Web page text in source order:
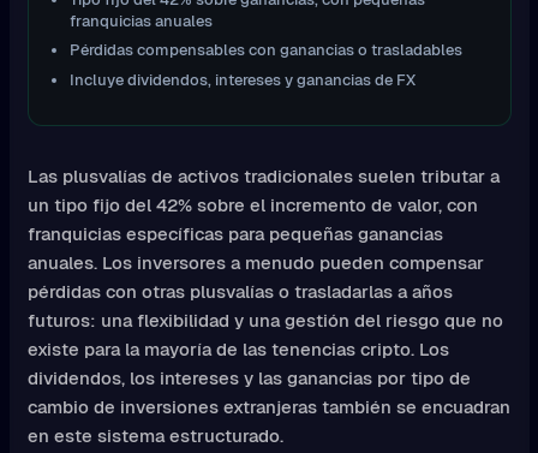
franquicias anuales
Pérdidas compensables con ganancias o trasladables
Incluye dividendos, intereses y ganancias de FX
Las plusvalías de activos tradicionales suelen tributar a
un tipo fijo del 42% sobre el incremento de valor, con
franquicias específicas para pequeñas ganancias
anuales. Los inversores a menudo pueden compensar
pérdidas con otras plusvalías o trasladarlas a años
futuros: una flexibilidad y una gestión del riesgo que no
existe para la mayoría de las tenencias cripto. Los
dividendos, los intereses y las ganancias por tipo de
cambio de inversiones extranjeras también se encuadran
en este sistema estructurado.